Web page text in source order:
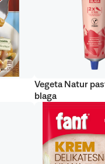
Vegeta Natur
blaga